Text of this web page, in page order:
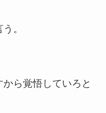
。
ら覚悟していろと